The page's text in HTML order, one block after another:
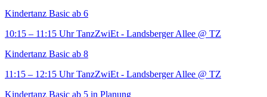
Kindertanz Basic ab 6
10:15 – 11:15 Uhr TanzZwiEt - Landsberger Allee @ TZ
Kindertanz Basic ab 8
11:15 – 12:15 Uhr TanzZwiEt - Landsberger Allee @ TZ
Kindertanz Basic ab 5 in Planung